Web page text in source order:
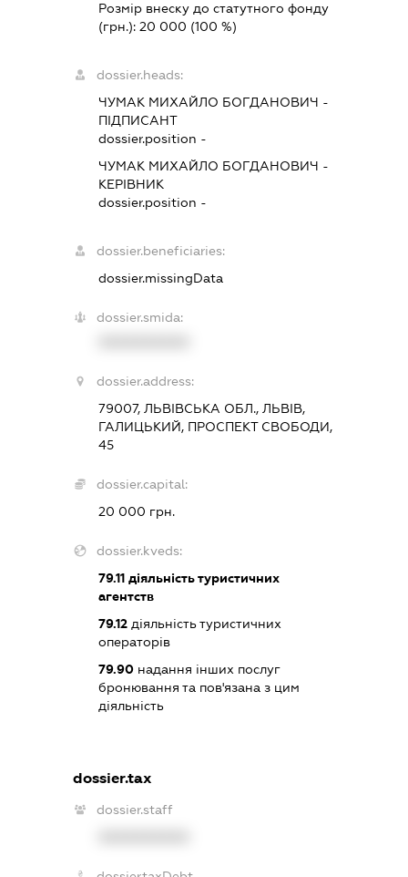
Розмір внеску до статутного фонду
(грн.):20 000 (100 %)
dossier.heads:
ЧУМАК МИХАЙЛО БОГДАНОВИЧ -
ПІДПИСАНТ
dossier.position -
ЧУМАК МИХАЙЛО БОГДАНОВИЧ -
КЕРІВНИК
dossier.position -
dossier.beneficiaries:
dossier.missingData
dossier.smida:
dossier.address:
79007, ЛЬВІВСЬКА ОБЛ., ЛЬВІВ,
ГАЛИЦЬКИЙ, ПРОСПЕКТ СВОБОДИ,
45
dossier.capital:
20 000 грн.
dossier.kveds:
79.11 діяльність туристичних
агентств
79.12 діяльність туристичних
операторів
79.90 надання інших послуг
бронювання та пов'язана з цим
діяльність
dossier.tax
dossier.staff